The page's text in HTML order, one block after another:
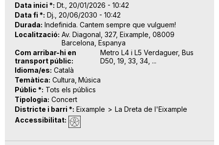
Data inici * Dt., 20/01/2026 - 10:42
Data fi * Dj., 20/06/2030 - 10:42
Durada Indefinida. Cantem sempre que vulguem!
Localització Av. Diagonal, 327, Eixample, 08009
Barcelona, Espanya
Com arribar-hi en
transport públic
Metro L4 i L5 Verdaguer, Bus
D50, 19, 33, 34, ...
Idioma/es Català
Temàtica Cultura Música
Públic * Tots els públics
Tipologia Concert
Districte i barri * Eixample
La Dreta de l'Eixample
Accessibilitat